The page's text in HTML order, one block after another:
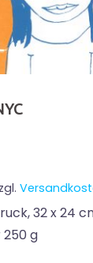
32 x 24
g